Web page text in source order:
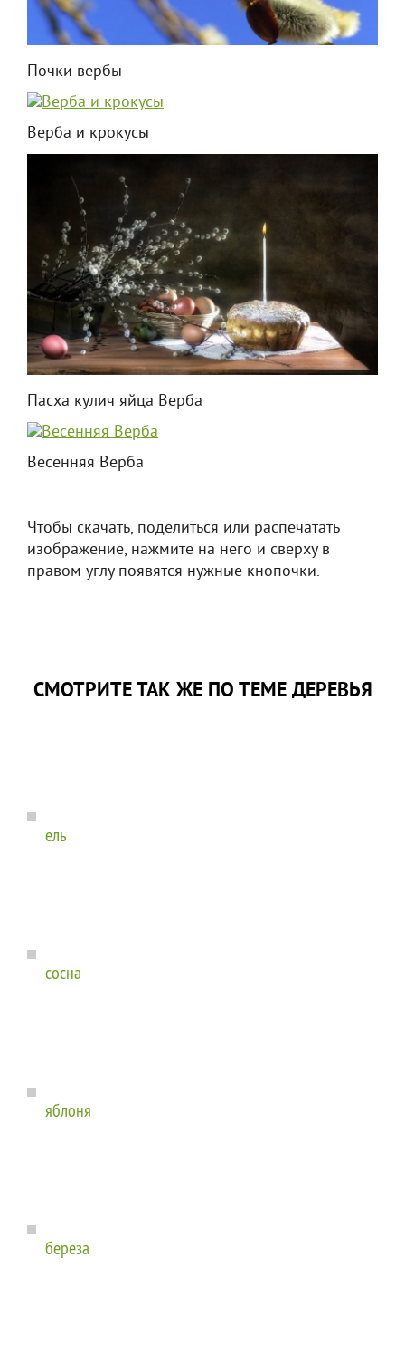
Почки вербы
Верба и крокусы
Пасха кулич яйца Верба
Весенняя Верба
Чтобы скачать, поделиться или распечатать
изображение, нажмите на него и сверху в
правом углу появятся нужные кнопочки.
СМОТРИТЕ ТАК ЖЕ ПО ТЕМЕ ДЕРЕВЬЯ
ель
сосна
яблоня
береза